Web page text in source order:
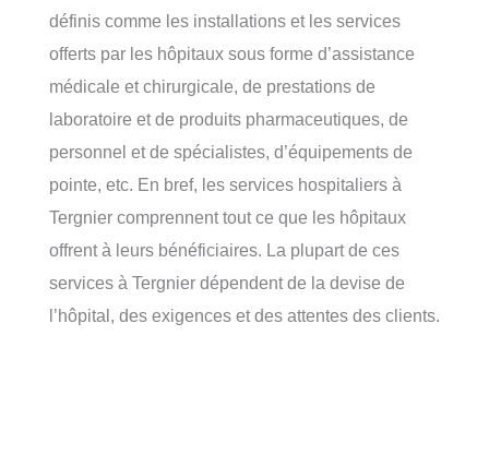
définis comme les installations et les services
offerts par les hôpitaux sous forme d’assistance
médicale et chirurgicale, de prestations de
laboratoire et de produits pharmaceutiques, de
personnel et de spécialistes, d’équipements de
pointe, etc. En bref, les services hospitaliers à
Tergnier comprennent tout ce que les hôpitaux
offrent à leurs bénéficiaires. La plupart de ces
services à Tergnier dépendent de la devise de
l’hôpital, des exigences et des attentes des clients.